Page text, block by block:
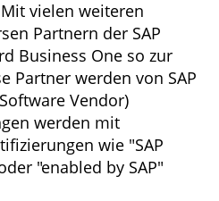
vielen weiteren
Partnern der SAP
Business One so zur
Partner werden von SAP
Vendor)
werden mit
wie "SAP
"enabled by SAP"